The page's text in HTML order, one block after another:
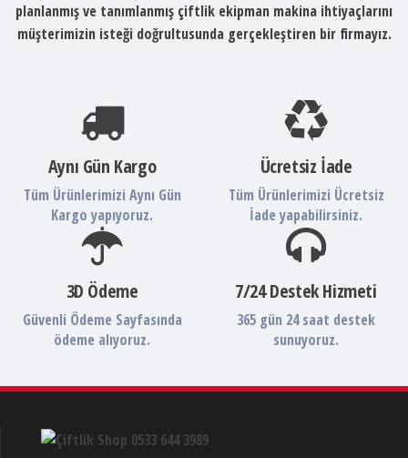
planlanmış ve tanımlanmış çiftlik ekipman makina ihtiyaçlarını
müşterimizin isteği doğrultusunda gerçekleştiren bir firmayız.
Aynı Gün Kargo
Tüm Ürünlerimizi Aynı Gün
Kargo yapıyoruz.
Ücretsiz İade
Tüm Ürünlerimizi Ücretsiz
İade yapabilirsiniz.
3D Ödeme
Güvenli Ödeme Sayfasında
ödeme alıyoruz.
7/24 Destek Hizmeti
365 gün 24 saat destek
sunuyoruz.